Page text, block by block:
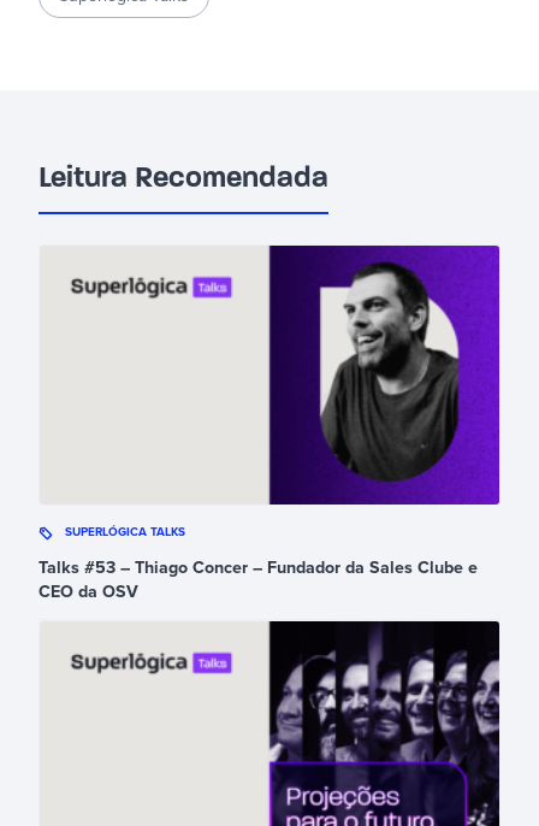
Leitura Recomendada
SUPERLÓGICA TALKS
Talks #53 – Thiago Concer – Fundador da Sales Clube e
CEO da OSV